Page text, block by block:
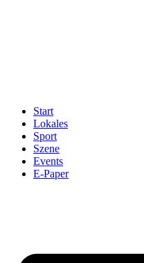
Start
Lokales
Sport
Szene
Events
E-Paper